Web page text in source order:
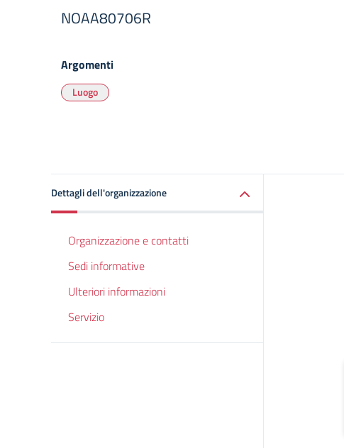
NOAA80706R
Argomenti
Luogo
Dettagli dell'organizzazione
Organizzazione e contatti
Sedi informative
Ulteriori informazioni
Servizio